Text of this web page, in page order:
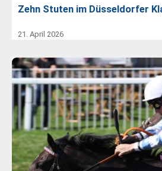
Zehn Stuten im Düsseldorfer
21. April 2026